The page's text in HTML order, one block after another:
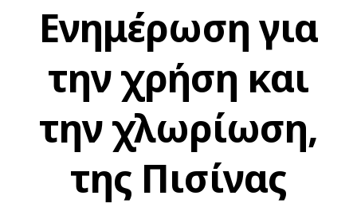
Ενημέρωση για
την χρήση και
την χλωρίωση,
της Πισίνας